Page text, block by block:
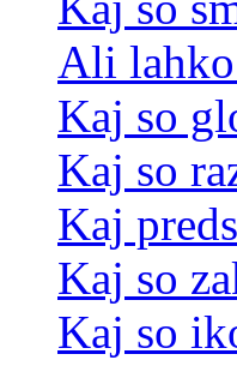
Ali
Kaj so
Kaj so
Kaj
Kaj so
Kaj so